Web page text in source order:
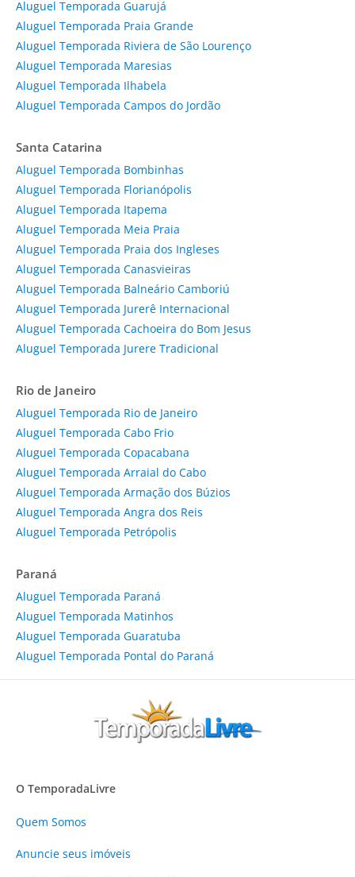
Aluguel Temporada Guarujá
Aluguel Temporada Praia Grande
Aluguel Temporada Riviera de São Lourenço
Aluguel Temporada Maresias
Aluguel Temporada Ilhabela
Aluguel Temporada Campos do Jordão
Santa Catarina
Aluguel Temporada Bombinhas
Aluguel Temporada Florianópolis
Aluguel Temporada Itapema
Aluguel Temporada Meia Praia
Aluguel Temporada Praia dos Ingleses
Aluguel Temporada Canasvieiras
Aluguel Temporada Balneário Camboriú
Aluguel Temporada Jurerê Internacional
Aluguel Temporada Cachoeira do Bom Jesus
Aluguel Temporada Jurere Tradicional
Rio de Janeiro
Aluguel Temporada Rio de Janeiro
Aluguel Temporada Cabo Frio
Aluguel Temporada Copacabana
Aluguel Temporada Arraial do Cabo
Aluguel Temporada Armação dos Búzios
Aluguel Temporada Angra dos Reis
Aluguel Temporada Petrópolis
Paraná
Aluguel Temporada Paraná
Aluguel Temporada Matinhos
Aluguel Temporada Guaratuba
Aluguel Temporada Pontal do Paraná
O TemporadaLivre
Quem Somos
Anuncie seus imóveis